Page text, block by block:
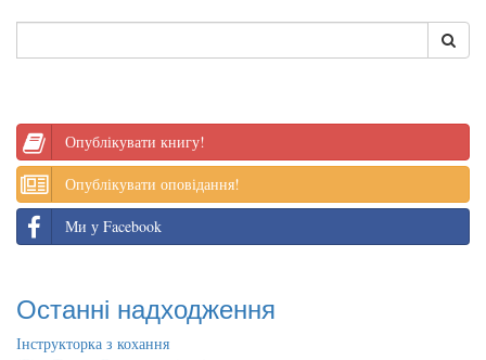
Опублікувати книгу!
Опублікувати оповідання!
Ми у Facebook
Останні надходження
Інструкторка з кохання